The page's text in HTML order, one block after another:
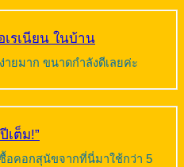
รเนียน ในบ้าน
ายมาก ขนาดกำลังดีเลยค่ะ
เต็ม!”
อคอกสุนัขจากที่นี่มาใช้กว่า 5